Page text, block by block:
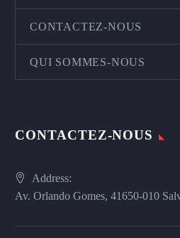
CONTACTEZ-NOUS
QUI SOMMES-NOUS
CONTACTEZ-NOUS
Address:
Av. Orlando Gomes, 41650-010